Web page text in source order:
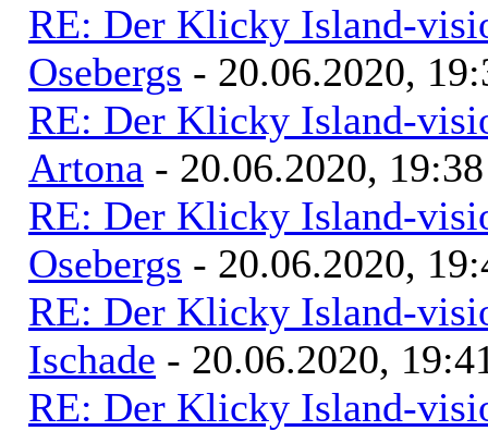
RE: Der Klicky Island-
Osebergs - 20.06.2020,
RE: Der Klicky Island-
Artona - 20.06.2020, 19:38
RE: Der Klicky Island-
Osebergs - 20.06.2020,
RE: Der Klicky Island-
Ischade - 20.06.2020,
RE: Der Klicky Island-